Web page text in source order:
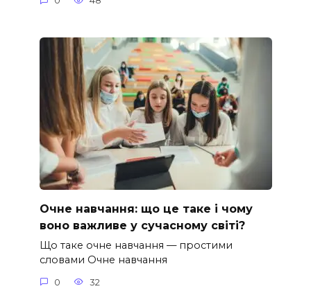
Очне навчання: що це таке і чому
воно важливе у сучасному світі?
Що таке очне навчання — простими
словами Очне навчання
0 32